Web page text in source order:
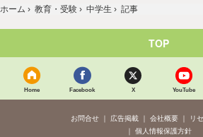
ホーム › 教育・受験 › 中学生 › 記事
TOP
Home Facebook X YouTube
お問合せ 広告掲載 会社概要
リ
個人情報保護方針